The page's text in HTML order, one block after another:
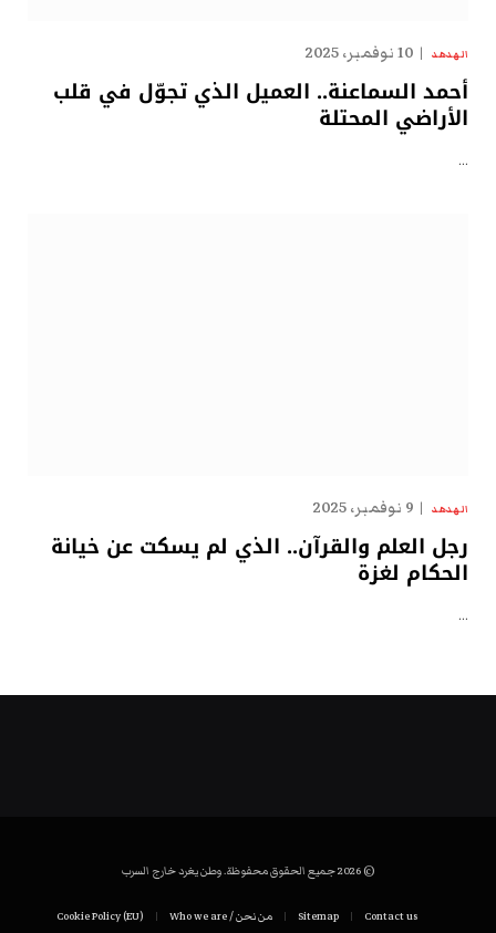
الهدهد 10 نوفمبر، 2025
أحمد السماعنة.. العميل الذي تجوّل في قلب
الأراضي المحتلة
…
الهدهد 9 نوفمبر، 2025
رجل العلم والقرآن.. الذي لم يسكت عن خيانة
الحكام لغزة
…
© 2026 جميع الحقوق محفوظة. وطن يغرد خارج السرب
Contact us
Sitemap من نحن / Who we are Cookie Policy (EU)